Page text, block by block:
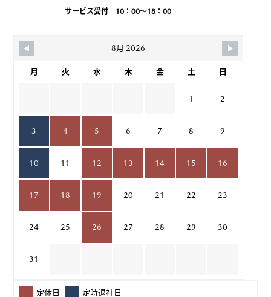
サービス受付 10：00～18：00
8月 2026
月 火 水 木 金 土 日
1 2
3 4 5 6 7 8 9
10 11 12 13 14 15 16
17 18 19 20 21 22 23
24 25 26 27 28 29 30
31
定休日 定時退社日